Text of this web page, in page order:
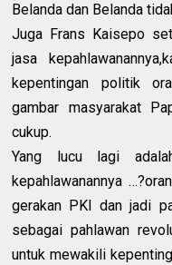
Belanda dan Belanda
Juga Frans Kaisepo
jasa
kepentingan politik
gambar masyarakat
cukup.
Yang lucu lagi
kepahlawanannya
gerakan PKI dan jadi
sebagai pahlawan
untuk mewakili